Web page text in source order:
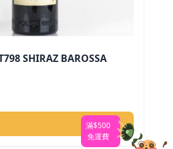
滿$500
免運費
SHIRAZ BAROSSA